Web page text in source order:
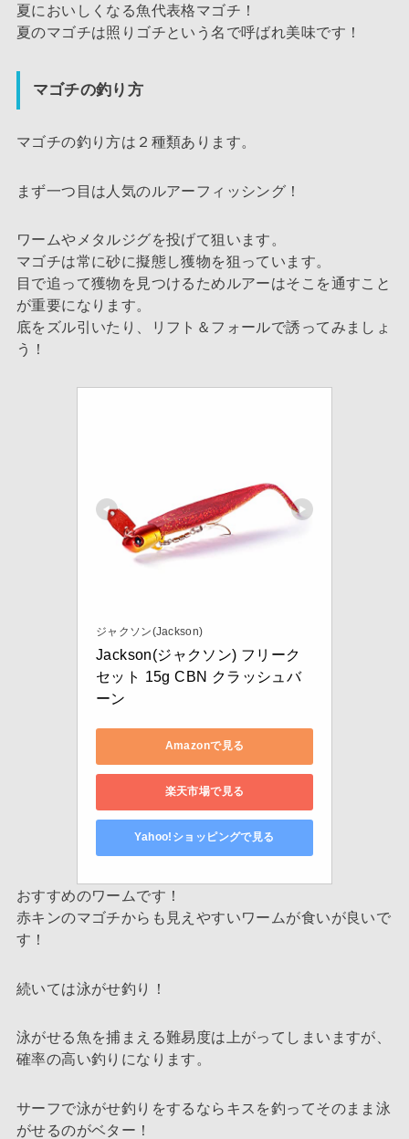
夏においしくなる魚代表格マゴチ！
夏のマゴチは照りゴチという名で呼ばれ美味です！
マゴチの釣り方
マゴチの釣り方は２種類あります。
まず一つ目は人気のルアーフィッシング！
ワームやメタルジグを投げて狙います。
マゴチは常に砂に擬態し獲物を狙っています。
目で追って獲物を見つけるためルアーはそこを通すこと
が重要になります。
底をズル引いたり、リフト＆フォールで誘ってみましょ
う！
ジャクソン(Jackson)
Jackson(ジャクソン) フリーク
セット 15g CBN クラッシュバ
ーン
Amazonで見る
楽天市場で見る
Yahoo!ショッピングで見る
おすすめのワームです！
赤キンのマゴチからも見えやすいワームが食いが良いで
す！
続いては泳がせ釣り！
泳がせる魚を捕まえる難易度は上がってしまいますが、
確率の高い釣りになります。
サーフで泳がせ釣りをするならキスを釣ってそのまま泳
がせるのがベター！